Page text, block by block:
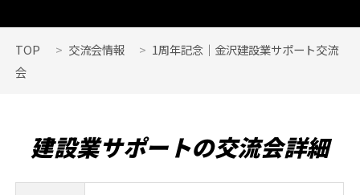
TOP 交流会情報
1周年記念｜金沢建設業サポート交流
会
建設業サポートの交流会詳細